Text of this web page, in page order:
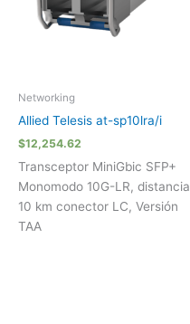
Networking
Allied Telesis at-sp10lra/i
$12,254.62
Transceptor MiniGbic SFP+
Monomodo 10G-LR, distancia
10 km conector LC, Versión
TAA